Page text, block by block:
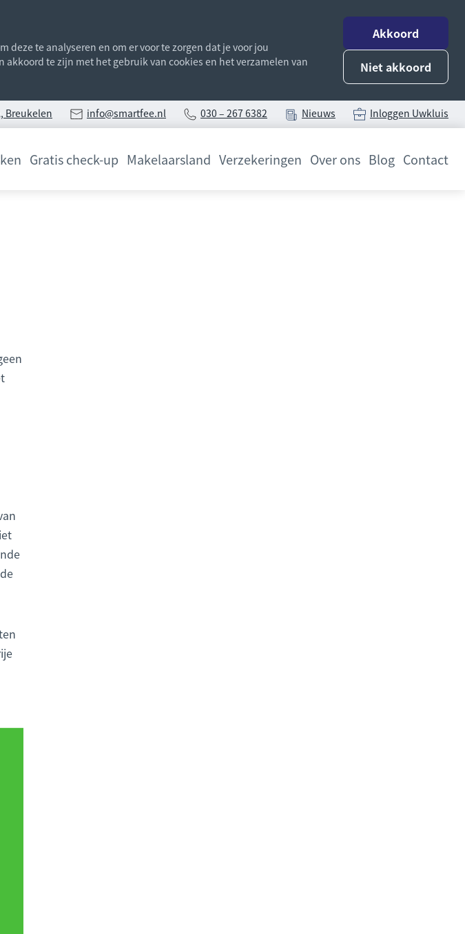
te analyseren en om er voor te zorgen dat je voor jou
te zijn met het gebruik van cookies en het verzamelen van
Akkoord
Niet akkoord
Breukelen info@smartfee.nl 030 – 267 6382 Nieuws Inloggen Uwkluis
Gratis check-up Makelaarsland Verzekeringen Over ons Blog Contact